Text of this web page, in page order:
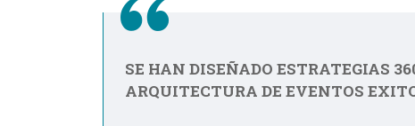
SE HAN DISEÑADO ESTRATEGIAS
ARQUITECTURA DE EVENTOS